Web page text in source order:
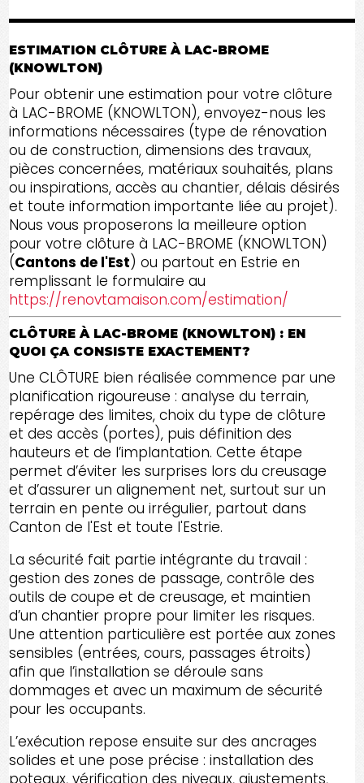
ESTIMATION CLÔTURE À LAC-BROME
(KNOWLTON)
Pour obtenir une estimation pour votre clôture
à LAC-BROME (KNOWLTON), envoyez-nous les
informations nécessaires (type de rénovation
ou de construction, dimensions des travaux,
pièces concernées, matériaux souhaités, plans
ou inspirations, accès au chantier, délais désirés
et toute information importante liée au projet).
Nous vous proposerons la meilleure option
pour votre clôture à LAC-BROME (KNOWLTON)
(Cantons de l'Est) ou partout en Estrie en
remplissant le formulaire au
https://renovtamaison.com/estimation/
CLÔTURE À LAC-BROME (KNOWLTON) : EN
QUOI ÇA CONSISTE EXACTEMENT?
Une CLÔTURE bien réalisée commence par une
planification rigoureuse : analyse du terrain,
repérage des limites, choix du type de clôture
et des accès (portes), puis définition des
hauteurs et de l’implantation. Cette étape
permet d’éviter les surprises lors du creusage
et d’assurer un alignement net, surtout sur un
terrain en pente ou irrégulier, partout dans
Canton de l'Est et toute l'Estrie.
La sécurité fait partie intégrante du travail :
gestion des zones de passage, contrôle des
outils de coupe et de creusage, et maintien
d’un chantier propre pour limiter les risques.
Une attention particulière est portée aux zones
sensibles (entrées, cours, passages étroits)
afin que l’installation se déroule sans
dommages et avec un maximum de sécurité
pour les occupants.
L’exécution repose ensuite sur des ancrages
solides et une pose précise : installation des
poteaux, vérification des niveaux, ajustements,